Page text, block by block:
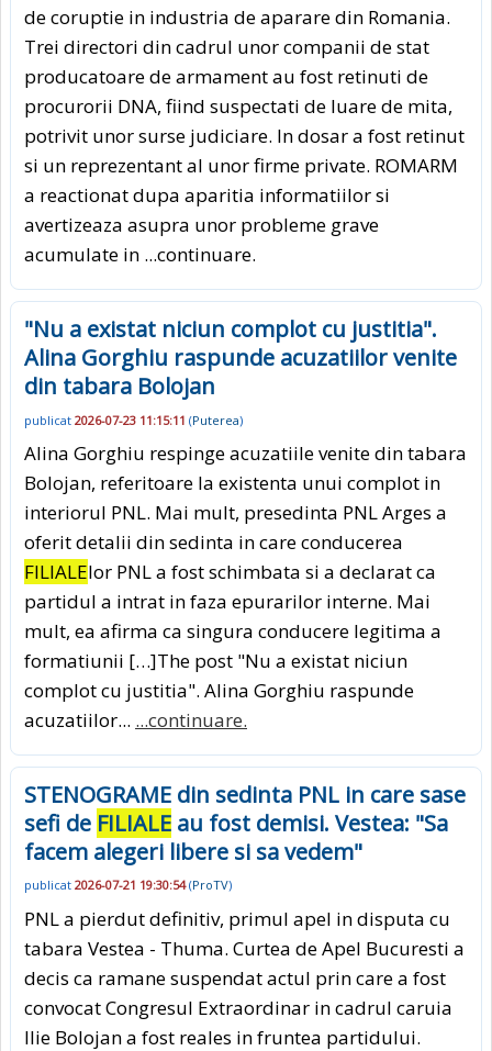
de coruptie in industria de aparare din Romania.
Trei directori din cadrul unor companii de stat
producatoare de armament au fost retinuti de
procurorii DNA, fiind suspectati de luare de mita,
potrivit unor surse judiciare. In dosar a fost retinut
si un reprezentant al unor firme private. ROMARM
a reactionat dupa aparitia informatiilor si
avertizeaza asupra unor probleme grave
acumulate in ...continuare.
"Nu a existat niciun complot cu justitia".
Alina Gorghiu raspunde acuzatiilor venite
din tabara Bolojan
publicat 2026-07-23 11:15:11 (Puterea)
Alina Gorghiu respinge acuzatiile venite din tabara
Bolojan, referitoare la existenta unui complot in
interiorul PNL. Mai mult, presedinta PNL Arges a
oferit detalii din sedinta in care conducerea
FILIALElor PNL a fost schimbata si a declarat ca
partidul a intrat in faza epurarilor interne. Mai
mult, ea afirma ca singura conducere legitima a
formatiunii […]The post "Nu a existat niciun
complot cu justitia". Alina Gorghiu raspunde
acuzatiilor... ...continuare.
STENOGRAME din sedinta PNL in care sase
sefi de FILIALE au fost demisi. Vestea: "Sa
facem alegeri libere si sa vedem"
publicat 2026-07-21 19:30:54(ProTV)
PNL a pierdut definitiv, primul apel in disputa cu
tabara Vestea - Thuma. Curtea de Apel Bucuresti a
decis ca ramane suspendat actul prin care a fost
convocat Congresul Extraordinar in cadrul caruia
Ilie Bolojan a fost reales in fruntea partidului.